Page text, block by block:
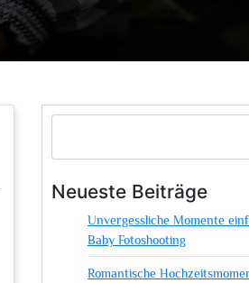
Neueste Beiträge
Unvergessliche Momente
Baby Fotoshooting
Romantische